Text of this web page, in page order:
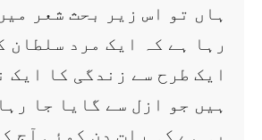
ہاں تو اس زیر بحث شعر
رہا ہے کہ ایک مرد سلطان
ایک طرح سے زندگی کا ایک
ہیں جو ازل سے گایا جا
یہ ہے کہ رات دن کوئی آج